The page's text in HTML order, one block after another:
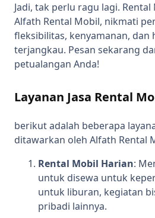
Jadi, tak perlu ragu lagi.
Alfath Rental Mobil, nikmati
fleksibilitas, kenyamanan, dan
terjangkau. Pesan sekarang
petualangan Anda!
Layanan Jasa Rental
berikut adalah beberapa
ditawarkan oleh Alfath Rental
Rental Mobil Harian:
untuk disewa untuk
untuk liburan, kegiatan
pribadi lainnya.